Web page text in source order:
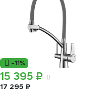
-11%
15 395 ₽
17 295 ₽